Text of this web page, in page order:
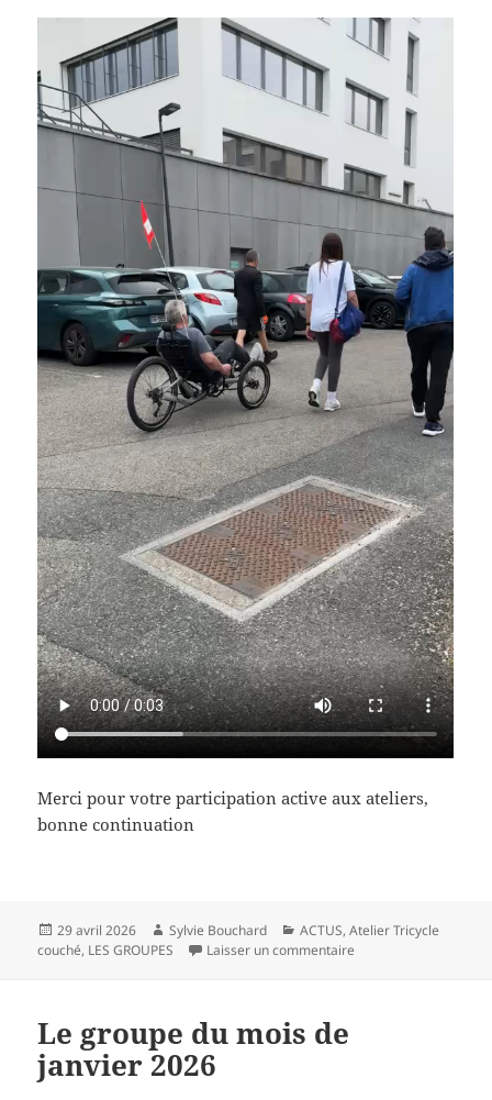
Merci pour votre participation active aux ateliers,
bonne continuation
Publié
le
29 avril 2026 Auteur
Sylvie Bouchard Catégories
ACTUS,Atelier Tricycle
couché, LES GROUPES Laisser un commentaire
Le groupe du mois de
janvier 2026